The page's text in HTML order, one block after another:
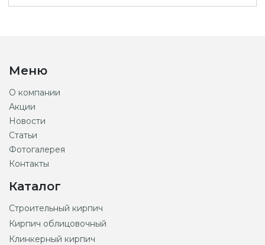
Меню
О компании
Акции
Новости
Статьи
Фотогалерея
Контакты
Каталог
Строительный кирпич
Кирпич облицовочный
Клинкерный кирпич